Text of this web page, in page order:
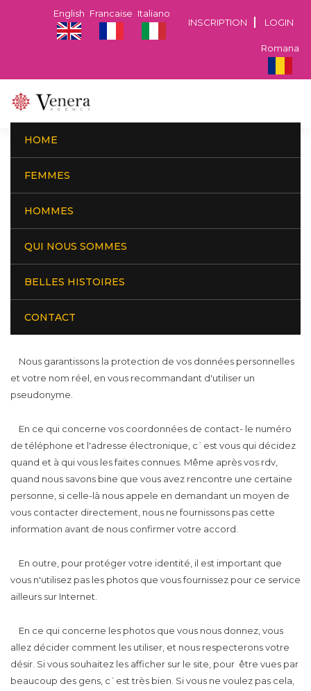
INSCRIPTION LOGIN
Italiano
Francaise
English
Romana
HOME
FEMMES
HOMMES
QUI NOUS SOMMES
BELLES HISTOIRES
CONTACT
Vous devez savoir qu'après 24 ans d'activité dans ce domaine,
données personnelles soit strictement confidentielles et nous
Nous garantissons la protection de vos données personnelles
et votre nom réel, en vous recommandant d'utiliser un
pseudonyme.
En ce qui concerne vos coordonnées de contact- le numéro
de téléphone et l'adresse électronique, c`est vous qui décidez
quand et à qui vous les faites connues. Même après vos rdv,
quand nous savons bine que vous avez rencontre une certaine
personne, si celle-là nous appele en demandant un moyen de
vous contacter directement, nous ne fournissons pas cette
information avant de nous confirmer votre accord.
En outre, pour protéger votre identité, il est important que
vous n'utilisez pas les photos que vous fournissez pour ce service
ailleurs sur Internet.
En ce qui concerne les photos que vous nous donnez, vous
allez décider comment les utiliser, et nous respecterons votre
désir. Si vous souhaitez les afficher sur le site, pour être vues par
beaucoup des gens, c`est très bien. Si vous ne voulez pas cela,